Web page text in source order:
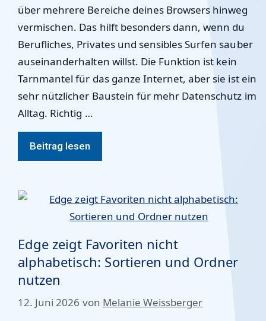
über mehrere Bereiche deines Browsers hinweg
vermischen. Das hilft besonders dann, wenn du
Berufliches, Privates und sensibles Surfen sauber
auseinanderhalten willst. Die Funktion ist kein
Tarnmantel für das ganze Internet, aber sie ist ein
sehr nützlicher Baustein für mehr Datenschutz im
Alltag. Richtig …
Beitrag lesen
Edge zeigt Favoriten nicht
alphabetisch: Sortieren und Ordner
nutzen
12. Juni 2026 von Melanie Weissberger